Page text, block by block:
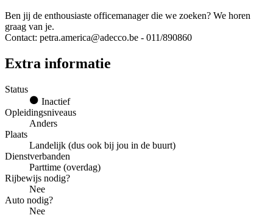
Ben jij de enthousiaste officemanager die we zoeken? We horen
graag van je.
Contact: petra.america@adecco.be - 011/890860
Extra informatie
Status
Inactief
Opleidingsniveaus
Anders
Plaats
Landelijk (dus ook bij jou in de buurt)
Dienstverbanden
Parttime (overdag)
Rijbewijs nodig?
Nee
Auto nodig?
Nee